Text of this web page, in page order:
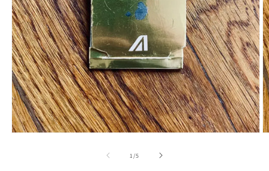
1 /of
5